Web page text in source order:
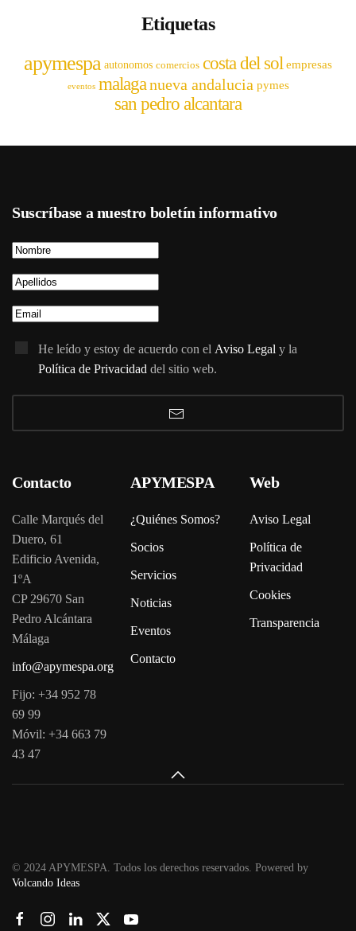
Etiquetas
apymespa autonomos comercios costa del sol empresas
eventos malaga nueva andalucia pymes
san pedro alcantara
Suscríbase a nuestro boletín informativo
He leído y estoy de acuerdo con el Aviso Legal y la
Política de Privacidad del sitio web.
Contacto
Calle Marqués del
Duero, 61
Edificio Avenida,
1ºA
CP 29670 San
Pedro Alcántara
Málaga
info@apymespa.org
Fijo: +34 952 78
69 99
Móvil: +34 663 79
43 47
APYMESPA
¿Quiénes Somos?
Socios
Servicios
Noticias
Eventos
Contacto
Web
Aviso Legal
Política de
Privacidad
Cookies
Transparencia
© 2024 APYMESPA. Todos los derechos reservados. Powered by
Volcando Ideas